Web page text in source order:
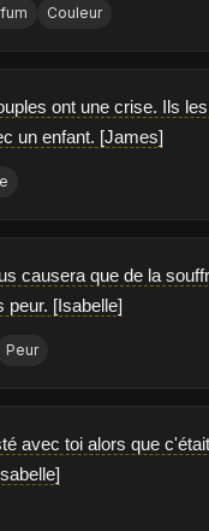
Couleur
ont une crise. Ils
un enfant. [James]
causera que de la
peur. [Isabelle]
Peur
avec toi alors que